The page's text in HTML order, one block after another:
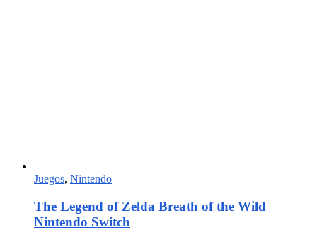
Juegos, Nintendo
The Legend of Zelda Breath of the Wild
Nintendo Switch